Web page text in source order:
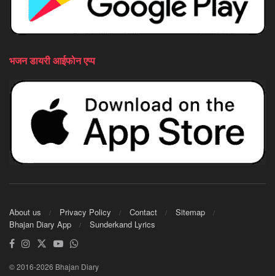
भजन डायरी आईफोन एप्प
About us Privacy Policy Contact
Sitemap
Bhajan Diary App
Sunderkand Lyrics
© 2016-2026 Bhajan Diary